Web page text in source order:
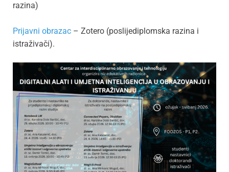
razina)
Prijavni obrazac – Zotero (poslijediplomska razina i
istraživači).